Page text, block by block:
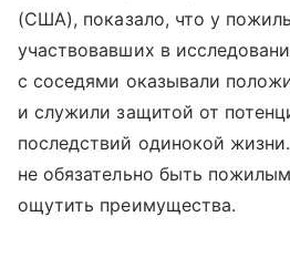
(США), показало, что у
участвовавших в
с соседями оказывали
и служили защитой от
последствий одинокой
не обязательно быть
ощутить преимущества.